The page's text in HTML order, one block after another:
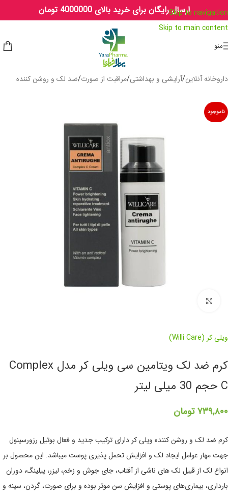
Skip to navigation
Skip to main content
ارسال رایگان برای خرید بالای 4000000 تومان
منو
داروخانه آنلاین/آرایشی و بهداشتی/مراقبت از صورت/ضد لک و روشن کننده
ناموجود
ویلی کر (Willi Care)
کرم ضد لک ویتامین سی ویلی کر مدل Complex
C حجم 30 میلی لیتر
۷۳۹,۸۰۰ تومان
کرم ضد لک و روشن کننده ویلی کر دارای ترکیب جدید و فعال بوتیل رزورسینول
جهت مهار عوامل ایجاد لک و افزایش تحمل پذیری پوست میباشد. این محصول بر
انواع لک از قبیل لک های ناشی از آفتاب، جای جوش و زخم، لیزر، پیلینگ، دوران
بارداری، بیماری‌های پوستی و افزایش سن موثر بوده و برای صورت، گردن، سینه و